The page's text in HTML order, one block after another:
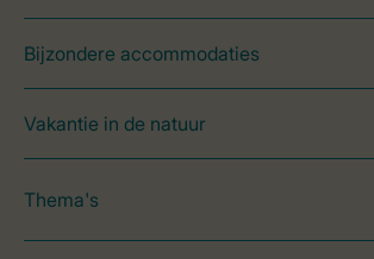
Bijzondere accommodaties
Vakantie in de natuur
Thema's